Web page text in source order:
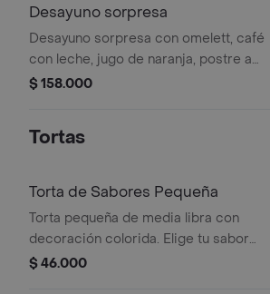
Desayuno sorpresa
Desayuno sorpresa con omelett, café
con leche, jugo de naranja, postre a
elegir, queso, ensalada de frutas,
$ 158.000
Tortas
Torta de Sabores Pequeña
Torta pequeña de media libra con
decoración colorida. Elige tu sabor
favorito.
$ 46.000